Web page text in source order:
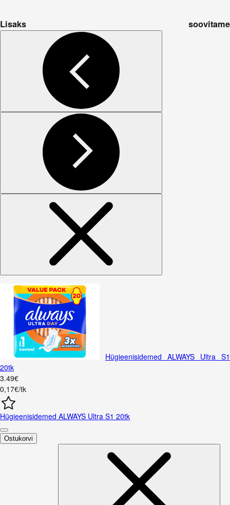
Lisaks soovitame
Hügieenisidemed ALWAYS Ultra S1
20tk
3.49€
0,17€/tk
Hügieenisidemed ALWAYS Ultra S1 20tk
Ostukorvi